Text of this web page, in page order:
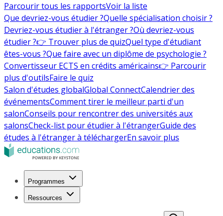
Parcourir tous les rapportsVoir la liste
Que devriez-vous étudier ?Quelle spécialisation choisir ?
Devriez-vous étudier à l'étranger ?Où devriez-vous
étudier ?👉 Trouver plus de quizQuel type d'étudiant
êtes-vous ?Que faire avec un diplôme de psychologie ?
Convertisseur ECTS en crédits américains👉 Parcourir
plus d'outilsFaire le quiz
Salon d'études globalGlobal ConnectCalendrier des
événementsComment tirer le meilleur parti d'un
salonConseils pour rencontrer des universités aux
salonsCheck-list pour étudier à l'étrangerGuide des
études à l'étranger à téléchargerEn savoir plus
Programmes
Ressources